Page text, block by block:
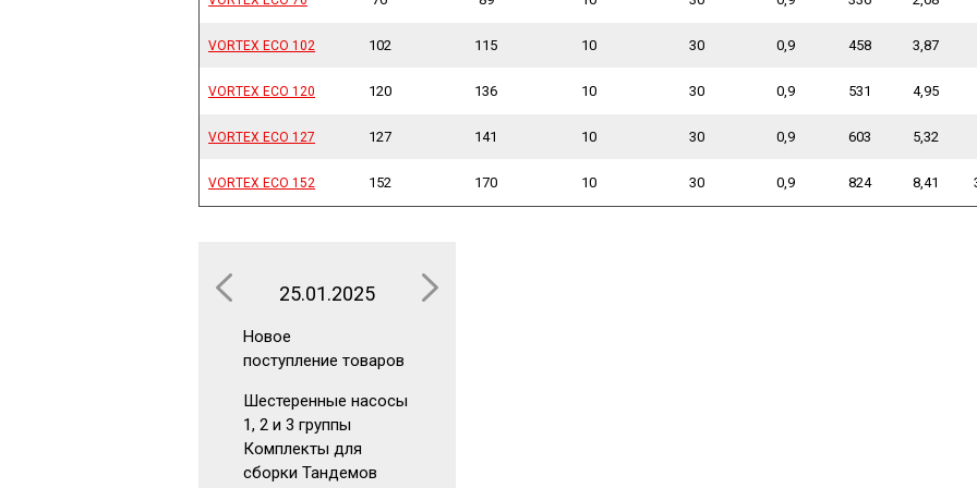
VORTEX ECO 102 102 115 10 30 0,9 458 3,87
VORTEX ECO 120 120 136 10 30 0,9 531 4,95
VORTEX ECO 127 127 141 10 30 0,9 603 5,32
VORTEX ECO 152 152 170 10 30 0,9 824 8,41
VORTEX ECO 102
VORTEX ECO 120
VORTEX ECO 127
VORTEX ECO 152
25.01.2025
Новое
поступление товаров
Шестеренные насосы
1, 2 и 3 группы
Комплекты для
сборки Тандемов